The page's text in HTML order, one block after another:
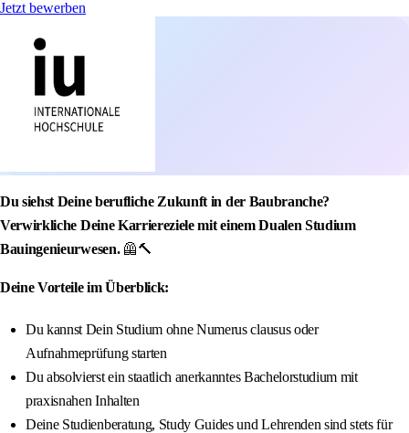
Jetzt bewerben
Du siehst Deine berufliche Zukunft in der Baubranche?
Verwirkliche Deine Karriereziele mit einem Dualen Studium
Bauingenieurwesen. 🦺🔨
Deine Vorteile im Überblick:
Du kannst Dein Studium ohne Numerus clausus oder
Aufnahmeprüfung starten
Du absolvierst ein staatlich anerkanntes Bachelorstudium mit
praxisnahen Inhalten
Deine Studienberatung, Study Guides und Lehrenden sind stets für